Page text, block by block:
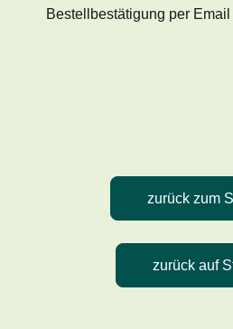
Bestellbestätigung per
zurück zum
zurück auf